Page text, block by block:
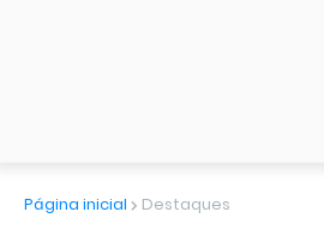
Página inicial Destaques